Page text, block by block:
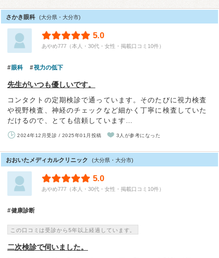
さかき眼科 (大分県・大分市)
5.0
あやめ777（本人・30代・女性・掲載口コミ10件）
眼科 視力の低下
先生がいつも優しいです。
コンタクトの定期検診で通っています。そのたびに視力検査
や視野検査、神経のチェックなど細かく丁寧に検査していた
だけるので、とても信頼しています…
2024年12月受診 / 2025年01月投稿 3人が参考になった
おおいたメディカルクリニック (大分県・大分市)
5.0
あやめ777（本人・30代・女性・掲載口コミ10件）
健康診断
この口コミは受診から5年以上経過しています。
二次検診で伺いました。